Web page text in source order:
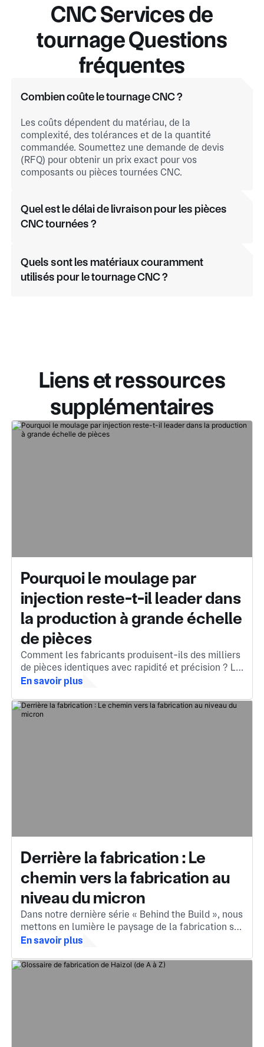
CNC Services de
tournage Questions
fréquentes
Combien coûte le tournage CNC ?
Les coûts dépendent du matériau, de la
complexité, des tolérances et de la quantité
commandée. Soumettez une demande de devis
(RFQ) pour obtenir un prix exact pour vos
composants ou pièces tournées CNC.
Quel est le délai de livraison pour les pièces
CNC tournées ?
Quels sont les matériaux couramment
utilisés pour le tournage CNC ?
Liens et ressources
supplémentaires
Pourquoi le moulage par
injection reste-t-il leader dans
la production à grande échelle
de pièces
Comment les fabricants produisent-ils des milliers
de pièces identiques avec rapidité et précision ? Le
moulage par injection est la réponse, une méthode
composants complexes et de haute qualité.
En savoir plus
Derrière la fabrication : Le
chemin vers la fabrication au
niveau du micron
Dans notre dernière série « Behind the Build », nous
mettons en lumière le paysage de la fabrication sur
mesure en Chine. Le moteur invisible derrière les
En savoir plus